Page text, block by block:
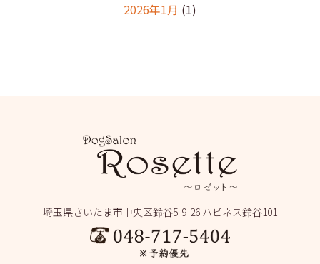
2026年1月 (1)
2025年8月(2)
(2)
2025年5月(4)
埼玉県さいたま市中央区鈴谷5-9-26 ハピネス鈴谷101